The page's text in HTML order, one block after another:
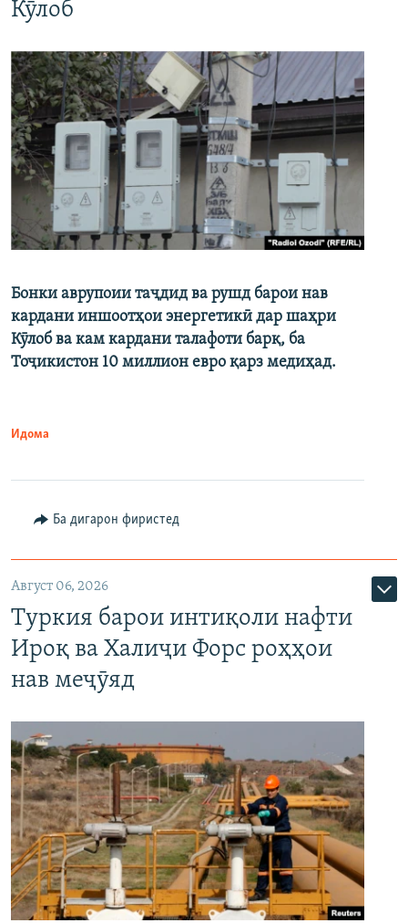
Кӯлоб
Бонки аврупоии таҷдид ва рушд барои нав
кардани иншоотҳои энергетикӣ дар шаҳри
Кӯлоб ва кам кардани талафоти барқ, ба
Тоҷикистон 10 миллион евро қарз медиҳад.
Идома
Ба дигарон фиристед
Август 06, 2026
Туркия барои интиқоли нафти
Ироқ ва Халиҷи Форс роҳҳои
нав меҷӯяд